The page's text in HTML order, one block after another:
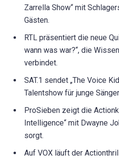
Zarrella Show“ mit
Gästen.
RTL präsentiert die neue
wann was war?“, die
verbindet.
SAT.1 sendet „The Voice
Talentshow für junge
ProSieben zeigt die
Intelligence“ mit Dwayne
sorgt.
Auf VOX läuft der